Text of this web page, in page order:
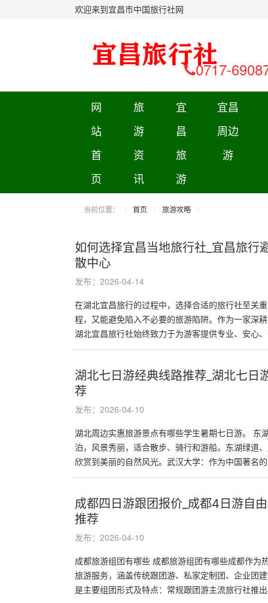
欢迎来到宜昌市中国旅行社网
0717-
网
站
首
页
旅
游
资
讯
宜
昌
旅
游
宜昌
周边
游
当前位置： 首页 旅游攻略
如何选择宜昌当地旅行社_宜昌旅行
散中心
发布：2026-04-14
在湖北宜昌旅行的过程中，选择合适的旅行社至关
程，又能避免陷入不必要的旅游陷阱。作为一家深
湖北宜昌旅行社始终致力于为游客提供专业、安心
湖北七日游经典线路推荐_湖北七日
荐
发布：2026-04-10
湖北周边实惠旅游景点有哪些学生暑期七日游。 东
泊，风景秀丽，适合散步、骑行和游船。东湖绿道
欣赏到美丽的自然风光。武汉大学：作为中国著名
成都四日游跟团报价_成都4日游自
推荐
发布：2026-04-10
成都旅游组团有哪些 成都旅游组团有哪些成都作为
旅游服务，涵盖传统跟团游、私家定制团、企业团
是主要组团形式及特点：常规跟团游主流旅行社推